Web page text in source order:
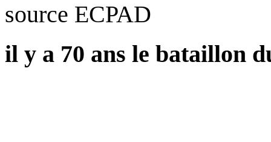
source ECPAD
il y a 70 ans le bataillon